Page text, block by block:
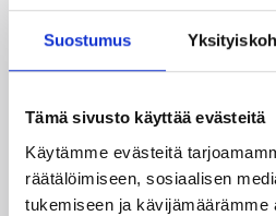
Suostumus
Tämä sivusto käyttää evästeitä
Käytämme evästeitä
räätälöimiseen, sosiaalisen
tukemiseen ja
Henkilöt
Anette Juvonen
Asta Sillanpää
Ella